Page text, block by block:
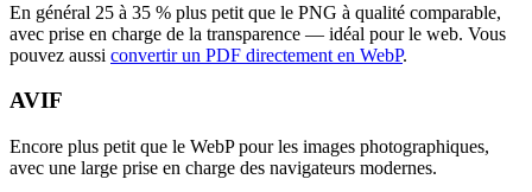
En général 25 à 35 % plus petit que le PNG à qualité comparable,
avec prise en charge de la transparence — idéal pour le web. Vous
pouvez aussi convertir un PDF directement en WebP.
AVIF
Encore plus petit que le WebP pour les images photographiques,
avec une large prise en charge des navigateurs modernes.